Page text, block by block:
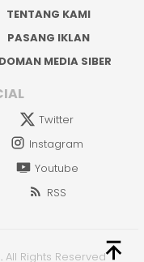
TENTANG KAMI
PASANG IKLAN
MEDIA SIBER
Twitter
Instagram
Youtube
RSS
. All Rights Reserved